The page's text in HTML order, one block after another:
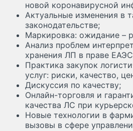
новой коронавирусной
Актуальные изменения в
законодательстве;
Маркировка: ожидание –
Анализ проблем
хранения ЛП в праве
Практика закупок
услуг: риски, качество,
Дискуссия по качеству;
Онлайн-торговля и
качества ЛС при
Новые технологии в
вызовы в сфере